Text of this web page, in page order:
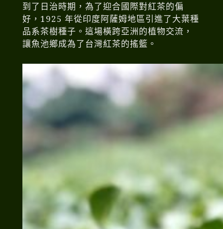
到了日治時期，為了迎合國際對紅茶的偏
好，1925 年從印度阿薩姆地區引進了大葉種
品系茶樹種子。這場橫跨亞洲的植物交流，
讓魚池鄉成為了台灣紅茶的搖籃。